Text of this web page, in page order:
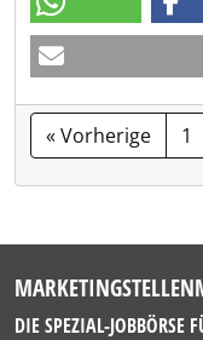
« Vorherige 1
DIE SPEZIAL-